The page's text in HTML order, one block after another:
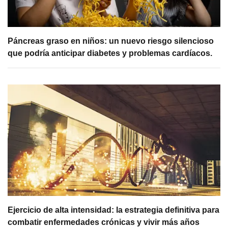
Páncreas graso en niños: un nuevo riesgo silencioso
que podría anticipar diabetes y problemas cardíacos.
Ejercicio de alta intensidad: la estrategia definitiva para
combatir enfermedades crónicas y vivir más años